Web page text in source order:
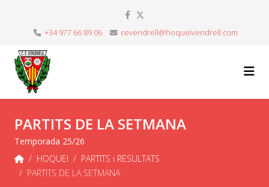
+34 977 66 89 06 cevendrell@hoqueivendrell.com
PARTITS DE LA SETMANA
Temporada 25/26
HOQUEI
PARTITS i RESULTATS
PARTITS DE LA SETMANA